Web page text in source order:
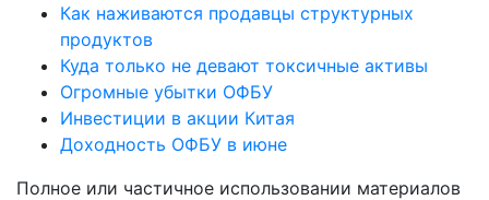
Как наживаются продавцы структурных
продуктов
Куда только не девают токсичные активы
Огромные убытки ОФБУ
Инвестиции в акции Китая
Доходность ОФБУ в июне
Полное или частичное использовании материалов